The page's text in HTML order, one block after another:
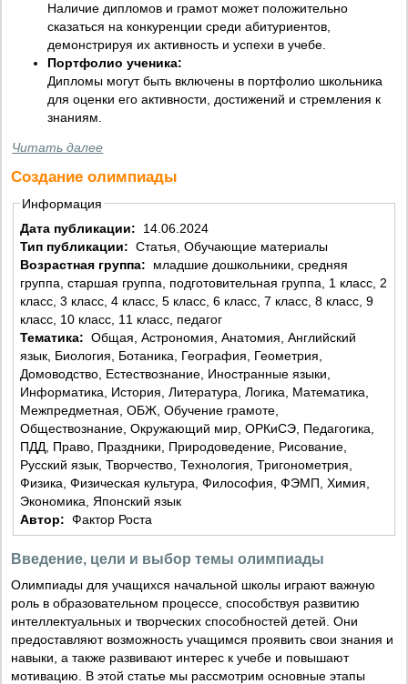
Наличие дипломов и грамот может положительно
сказаться на конкуренции среди абитуриентов,
демонстрируя их активность и успехи в учебе.
Портфолио ученика:
Дипломы могут быть включены в портфолио школьника
для оценки его активности, достижений и стремления к
знаниям.
Читать далее
Создание олимпиады
Информация
Дата публикации:
14.06.2024
Тип публикации: Статья, Обучающие материалы
Возрастная группа:
группа, старшая группа, подготовительная группа, 1 класс, 2
класс, 3 класс, 4 класс, 5 класс, 6 класс, 7 класс, 8 класс, 9
класс, 10 класс, 11 класс, педагог
Тематика: Общая, Астрономия, Анатомия, Английский
язык, Биология, Ботаника, География, Геометрия,
Домоводство, Естествознание, Иностранные языки,
Информатика, История, Литература, Логика, Математика,
Межпредметная, ОБЖ, Обучение грамоте,
Обществознание, Окружающий мир, ОРКиСЭ, Педагогика,
ПДД, Право, Праздники, Природоведение, Рисование,
Русский язык, Творчество, Технология, Тригонометрия,
Физика, Физическая культура, Философия, ФЭМП, Химия,
Экономика, Японский язык
Автор: Фактор Роста
Введение, цели и выбор темы олимпиады
Олимпиады для учащихся начальной школы играют важную
роль в образовательном процессе, способствуя развитию
интеллектуальных и творческих способностей детей. Они
предоставляют возможность учащимся проявить свои знания и
навыки, а также развивают интерес к учебе и повышают
мотивацию. В этой статье мы рассмотрим основные этапы